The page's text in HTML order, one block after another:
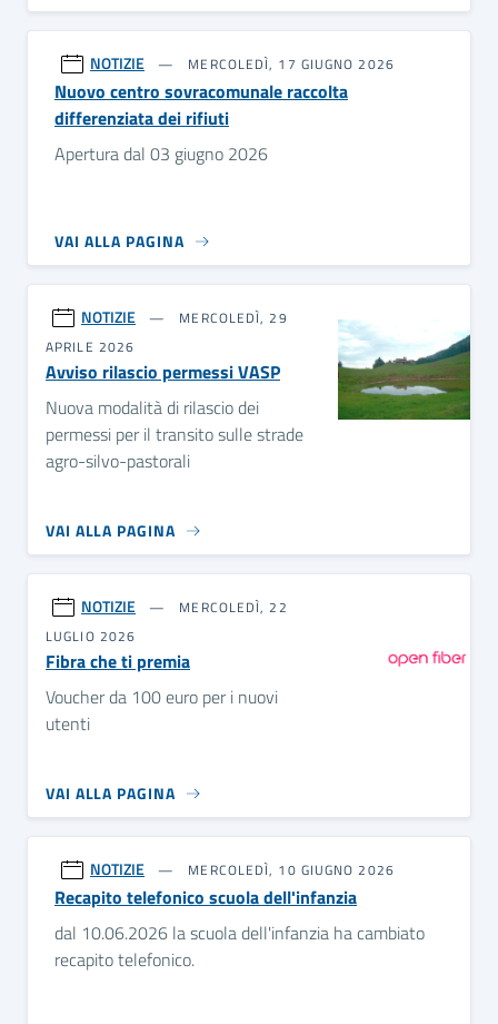
NOTIZIE MERCOLEDÌ, 17 GIUGNO 2026
Nuovo centro sovracomunale raccolta
differenziata dei rifiuti
Apertura dal 03 giugno 2026
VAI ALLA PAGINA
NOTIZIE
MERCOLEDÌ, 29
APRILE 2026
Avviso rilascio permessi VASP
Nuova modalità di rilascio dei
permessi per il transito sulle strade
agro-silvo-pastorali
VAI ALLA PAGINA
NOTIZIE
MERCOLEDÌ, 22
LUGLIO 2026
Fibra che ti premia
Voucher da 100 euro per i nuovi
utenti
VAI ALLA PAGINA
NOTIZIE MERCOLEDÌ, 10 GIUGNO 2026
Recapito telefonico scuola dell'infanzia
dal 10.06.2026 la scuola dell'infanzia ha cambiato
recapito telefonico.